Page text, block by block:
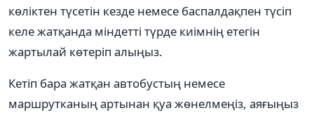
көліктен түсетін кезде немесе баспалдақпен түсіп
келе жатқанда міндетті түрде киімнің етегін
жартылай көтеріп алыңыз.
Кетіп бара жатқан автобустың немесе
маршрутканың артынан қуа жөнелмеңіз, аяғыңыз